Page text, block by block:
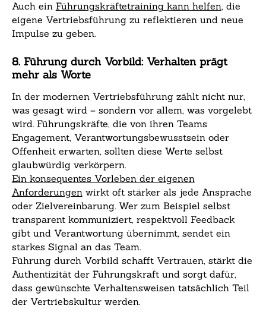
Auch ein Führungskräftetraining kann helfen, die
eigene Vertriebsführung zu reflektieren und neue
Impulse zu geben.
8. Führung durch Vorbild: Verhalten prägt
mehr als Worte
In der modernen Vertriebsführung zählt nicht nur,
was gesagt wird – sondern vor allem, was vorgelebt
wird. Führungskräfte, die von ihren Teams
Engagement, Verantwortungsbewusstsein oder
Offenheit erwarten, sollten diese Werte selbst
glaubwürdig verkörpern.
Ein konsequentes Vorleben der eigenen
Anforderungenwirkt oft stärker als jede Ansprache
oder Zielvereinbarung. Wer zum Beispiel selbst
transparent kommuniziert, respektvoll Feedback
gibt und Verantwortung übernimmt, sendet ein
starkes Signal an das Team.
Führung durch Vorbild schafft Vertrauen, stärkt die
Authentizität der Führungskraft und sorgt dafür,
dass gewünschte Verhaltensweisen tatsächlich Teil
der Vertriebskultur werden.